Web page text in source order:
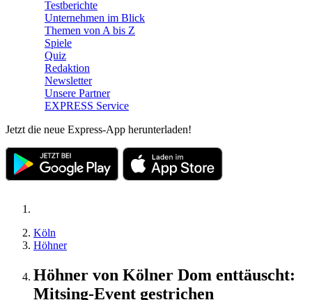
Testberichte
Unternehmen im Blick
Themen von A bis Z
Spiele
Quiz
Redaktion
Newsletter
Unsere Partner
EXPRESS Service
Jetzt die neue Express-App herunterladen!
Köln
Höhner
Höhner von Kölner Dom enttäuscht:
Mitsing-Event gestrichen